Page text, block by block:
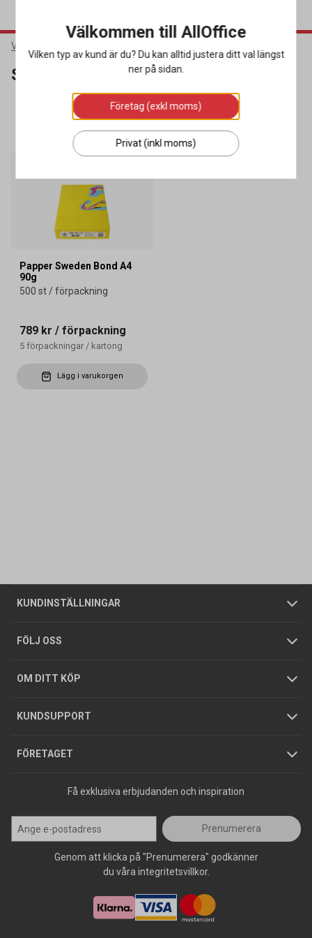
Varumärken
Sweden Bond
SORTERA
1 produkter
Papper Sweden Bond A4
90g
500 st / förpackning
789 kr / förpackning
5 förpackningar / kartong
Lägg i varukorgen
KUNDINSTÄLLNINGAR
Företagskund / Privatkund
FÖLJ OSS
OM DITT KÖP
Allmänna försäljningsvillkor
Integritetspolicy
GDPR
KUNDSUPPORT
Butiker
Foldrar och kataloger
Köpguider
Varumärken
FÖRETAGET
Om oss
Tjänster
Hållbarhet
Jobba hos oss
Press
Få exklusiva erbjudanden och inspiration
Prenumerera
Genom att klicka på "Prenumerera" godkänner
du våra integritetsvillkor.
Välkommen till AllOffice
Vilken typ av kund är du? Du kan alltid justera ditt val längst
ner på sidan.
Företag (exkl moms)
Privat (inkl moms)